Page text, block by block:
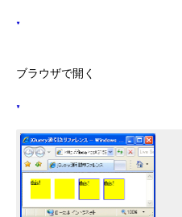
ブラウザで開く